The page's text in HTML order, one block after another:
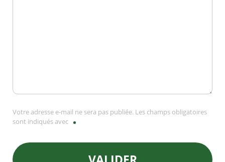
Votre adresse e-mail ne sera pas publiée. Les champs obligatoires
sont indiqués avec